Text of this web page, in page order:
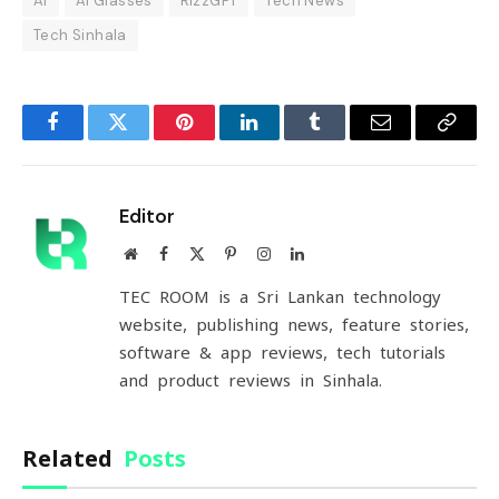
Tech Sinhala
FacebookTwitter PinterestLinkedInTumblr Email
Copy
Editor
WebsiteFacebook PinterestInstagramLinkedIn
TEC ROOM is a Sri Lankan technology
website, publishing news, feature stories,
software & app reviews, tech tutorials
and product reviews in Sinhala.
Related Posts